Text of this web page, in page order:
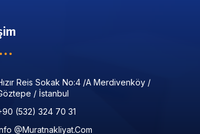
Reis Sokak No:4 /a Merdivenköy /
/ İstanbul
(532) 324 70 31
@muratnakliyat.com